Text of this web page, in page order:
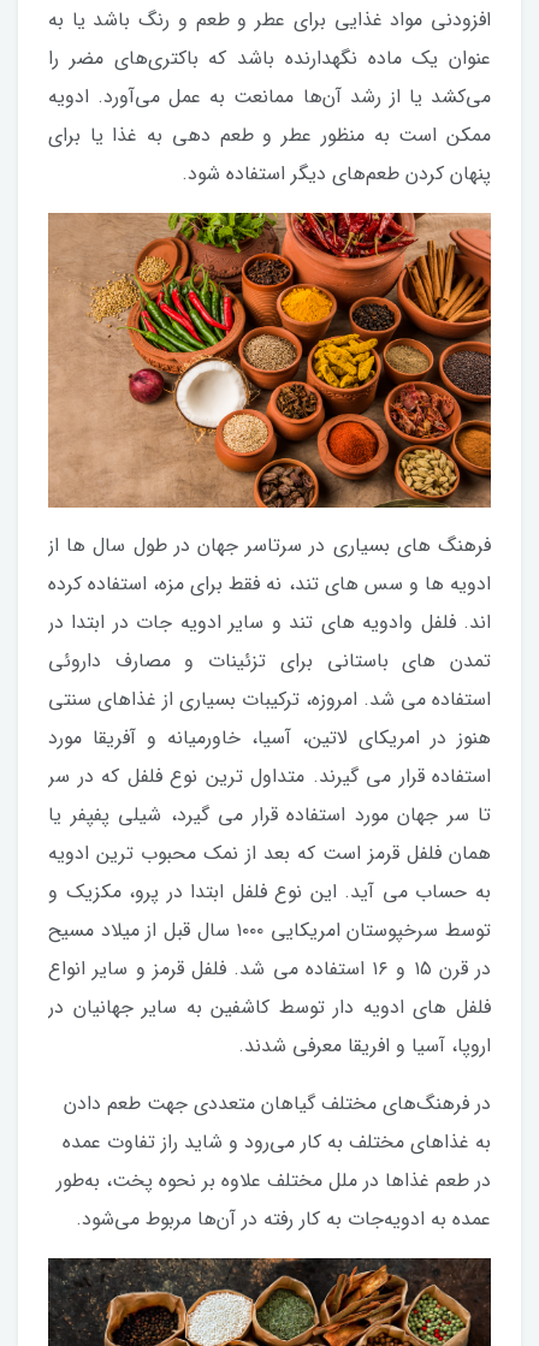
افزودنی مواد غذایی برای عطر و طعم و رنگ باشد یا به
عنوان یک ماده نگهدارنده باشد که باکتری‌های مضر را
می‌کشد یا از رشد آن‌ها ممانعت به عمل می‌آورد. ادویه
ممکن است به منظور عطر و طعم دهی به غذا یا برای
پنهان کردن طعم‌های دیگر استفاده شود.
فرهنگ های بسیاری در سرتاسر جهان در طول سال ها از
ادویه ها و سس های تند، نه فقط برای مزه، استفاده کرده
اند. فلفل وادویه های تند و سایر ادویه جات در ابتدا در
تمدن های باستانی برای تزئینات و مصارف داروئی
استفاده می شد. امروزه، ترکیبات بسیاری از غذاهای سنتی
هنوز در امریکای لاتین، آسیا، خاورمیانه و آفریقا مورد
استفاده قرار می گیرند. متداول ترین نوع فلفل که در سر
تا سر جهان مورد استفاده قرار می گیرد، شیلی پفپفر یا
همان فلفل قرمز است که بعد از نمک محبوب ترین ادویه
به حساب می آید. این نوع فلفل ابتدا در پرو، مکزیک و
توسط سرخپوستان امریکایی ۱۰۰۰ سال قبل از میلاد مسیح
در قرن ۱۵ و ۱۶ استفاده می شد. فلفل قرمز و سایر انواع
فلفل های ادویه دار توسط کاشفین به سایر جهانیان در
اروپا، آسیا و افریقا معرفی شدند.
در فرهنگ‌های مختلف گیاهان متعددی جهت طعم دادن
به غذاهای مختلف به کار می‌رود و شاید راز تفاوت عمده
در طعم غذاها در ملل مختلف علاوه بر نحوه پخت، به‌طور
عمده به ادویه‌جات به کار رفته در آن‌ها مربوط می‌شود.